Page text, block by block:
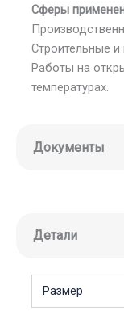
Сферы
Строительные
Работы на
температурах.
Документы
Детали
Размер